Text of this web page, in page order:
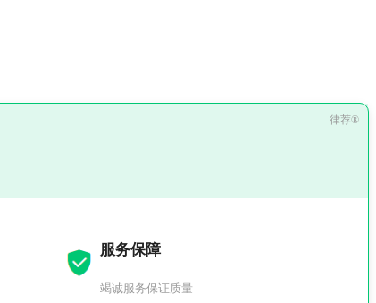
服务保障
竭诚服务保证质量